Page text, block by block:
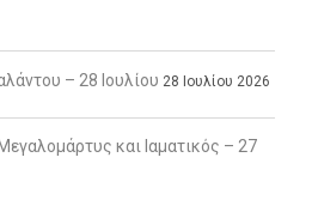
– 28 Ιουλίου 28 Ιουλίου 2026
και Ιαματικός – 27